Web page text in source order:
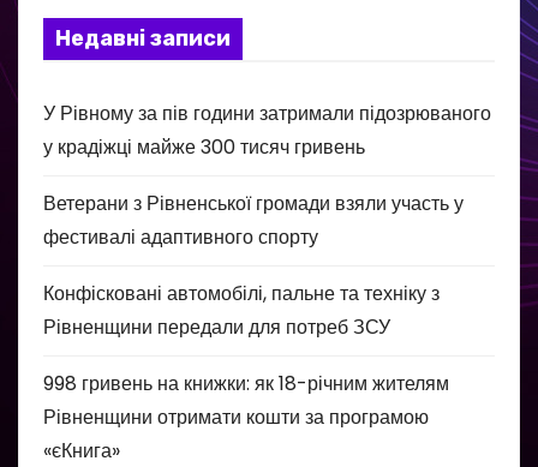
Недавні записи
У Рівному за пів години затримали підозрюваного
у крадіжці майже 300 тисяч гривень
Ветерани з Рівненської громади взяли участь у
фестивалі адаптивного спорту
Конфісковані автомобілі, пальне та техніку з
Рівненщини передали для потреб ЗСУ
998 гривень на книжки: як 18-річним жителям
Рівненщини отримати кошти за програмою
«єКнига»